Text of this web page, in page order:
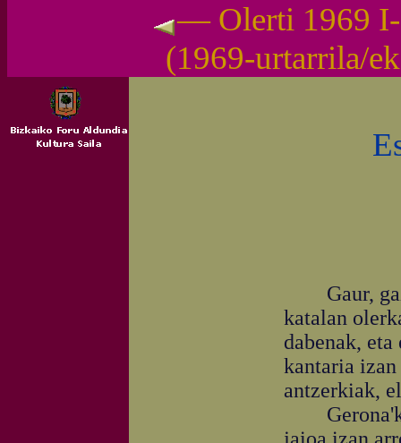
— Olerti 1969
(1969-urtarrila/
Gaur,
katalan
dabenak,
kantaria
antzerkiak,
Gerona'ko